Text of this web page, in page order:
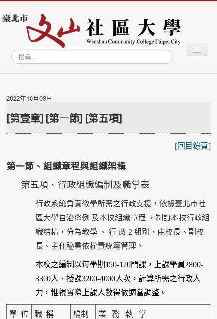
搜
尋...
切
換
學習專區
學員專區
文山學資訊網
文山智庫
文山藝廊
2022年10月08日
[第壹章] [第一節] [第五項]
[回目錄頁]
第一節、組織章程與組織架構
第五項、行政組織編制及職掌表
行政系統負責教學所需之行政支援，依據臺北市社
區大學自治條例 及本校組織章程 ，制訂本校行政組
織結構，分為教學 、 行 政 2 組別，由校長、副校
長、主任秘書依權責統籌管理。
本校之編制以每學期150-170門課，上課學員2800-
3300人、授課3200-4000人次，計算所需之行政人
力，惟視實際上課人數得做適當調整。
單 位 職 稱 編制 業 務 執 掌